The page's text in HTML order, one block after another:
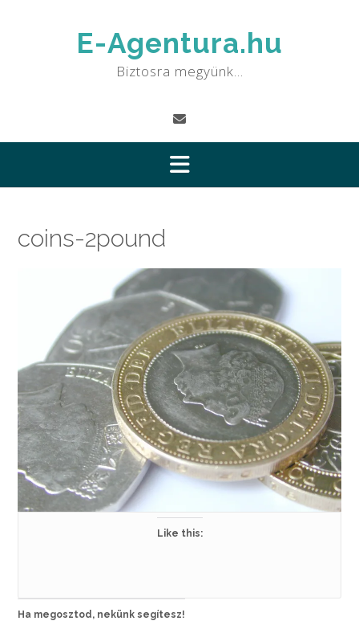
E-Agentura.hu
Biztosra megyünk…
coins-2pound
Like this:
Ha megosztod, nekünk segítesz!